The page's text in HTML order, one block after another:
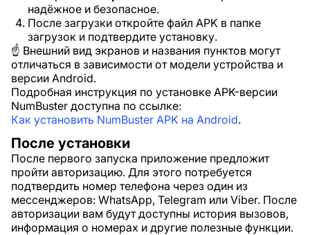
надёжное и безопасное.
После загрузки откройте файл APK в папке
загрузок и подтвердите установку.
☝️ Внешний вид экранов и названия пунктов могут
отличаться в зависимости от модели устройства и
версии Android.
Подробная инструкция по установке APK-версии
NumBuster доступна по ссылке:
Как установить NumBuster APK на Android.
После установки
После первого запуска приложение предложит
пройти авторизацию. Для этого потребуется
подтвердить номер телефона через один из
мессенджеров: WhatsApp, Telegram или Viber. После
авторизации вам будут доступны история вызовов,
информация о номерах и другие полезные функции.